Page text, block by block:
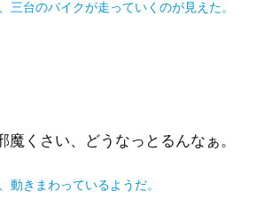
三台のバイクが走っていくのが見えた。
魔くさい、どうなっとるんなぁ。
動きまわっているようだ。